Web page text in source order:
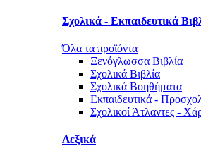
Σχολικά - Εκπαιδευτικά
Όλα τα προϊόντα
Ξενόγλωσσα Βιβλία
Σχολικά Βιβλία
Σχολικά Βοηθήματα
Εκπαιδευτικά -
Σχολικοί Άτλαντες -
Λεξικά